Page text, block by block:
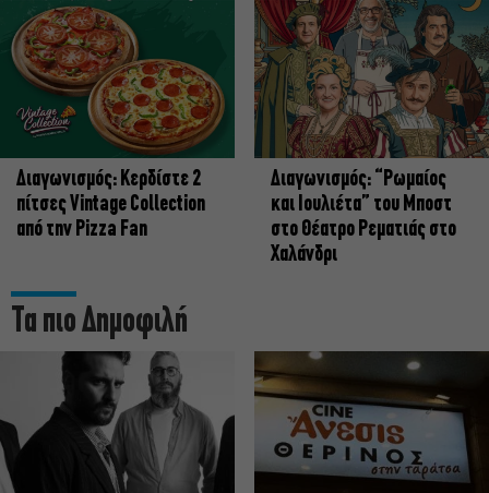
Διαγωνισμός: Κερδίστε 2
πίτσες Vintage Collection
από την Pizza Fan
Διαγωνισμός: “Ρωμαίος
και Ιουλιέτα” του Μποστ
στο Θέατρο Ρεματιάς στο
Χαλάνδρι
Τα πιο Δημοφιλή